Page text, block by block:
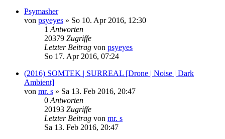
Psymasher
von psyeyes » So 10. Apr 2016, 12:30
1 Antworten
20379 Zugriffe
Letzter Beitrag von psyeyes
So 17. Apr 2016, 07:24
(2016) SOMTEK | SURREAL [Drone | Noise | Dark
Ambient]
von mr. s » Sa 13. Feb 2016, 20:47
0 Antworten
20193 Zugriffe
Letzter Beitrag von mr. s
Sa 13. Feb 2016, 20:47